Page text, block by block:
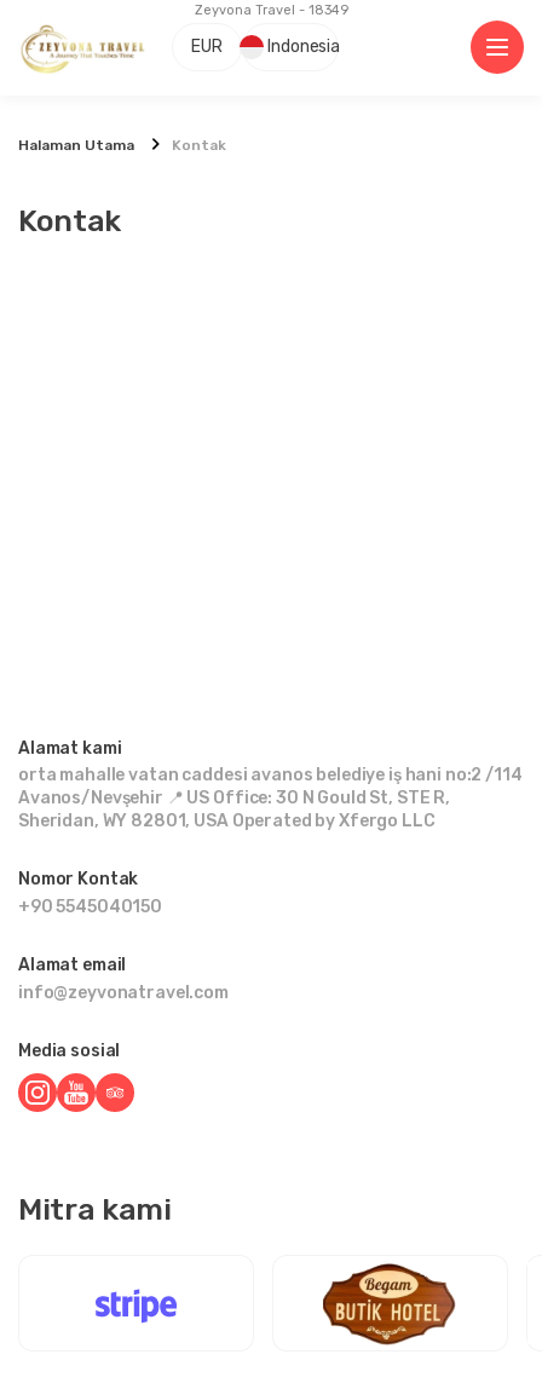
Zeyvona Travel - 18349
EUR Indonesia
Halaman Utama Kontak
Kontak
Alamat kami
orta mahalle vatan caddesi avanos belediye iş hani no:2 /114
Avanos/Nevşehir 📍 US Office: 30 N Gould St, STE R,
Sheridan, WY 82801, USA Operated by Xfergo LLC
Nomor Kontak
+90 5545040150
Alamat email
info@zeyvonatravel.com
Media sosial
Mitra kami